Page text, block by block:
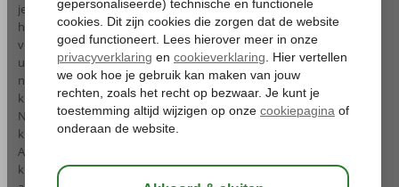
je verrassen door het bijzondere, bijna maanachtige, landschap van
het Canarische eiland. De oppervlakte bestaat grotendeels uit
vulkanische grond en gesteente waardoor het een dorre en ruige
uitstraling krijgt. Tijdens je gezinsvakantie op Lanzarote kun je
natuurlijk lekker relaxen in de zon, maar hoe leuk is het om met je
kinderen het eiland te ontdekken? Maak een kamelentocht in het
Nationaal Park Timanfaya, bezoek het Rancho Texas Park waar de
kinderen worden omgetoverd tot cowboys of neem je kids mee naar
Aqualava Waterpark in Playa Blanca. Dus ga je naar Lanzarote met je
kinderen, dan wordt het een fantastische belevenis waar jullie voor